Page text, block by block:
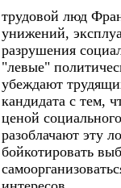
трудовой люд
унижений,
разрушения
"левые"
убеждают
кандидата с тем,
ценой
разоблачают эту
бойкотировать